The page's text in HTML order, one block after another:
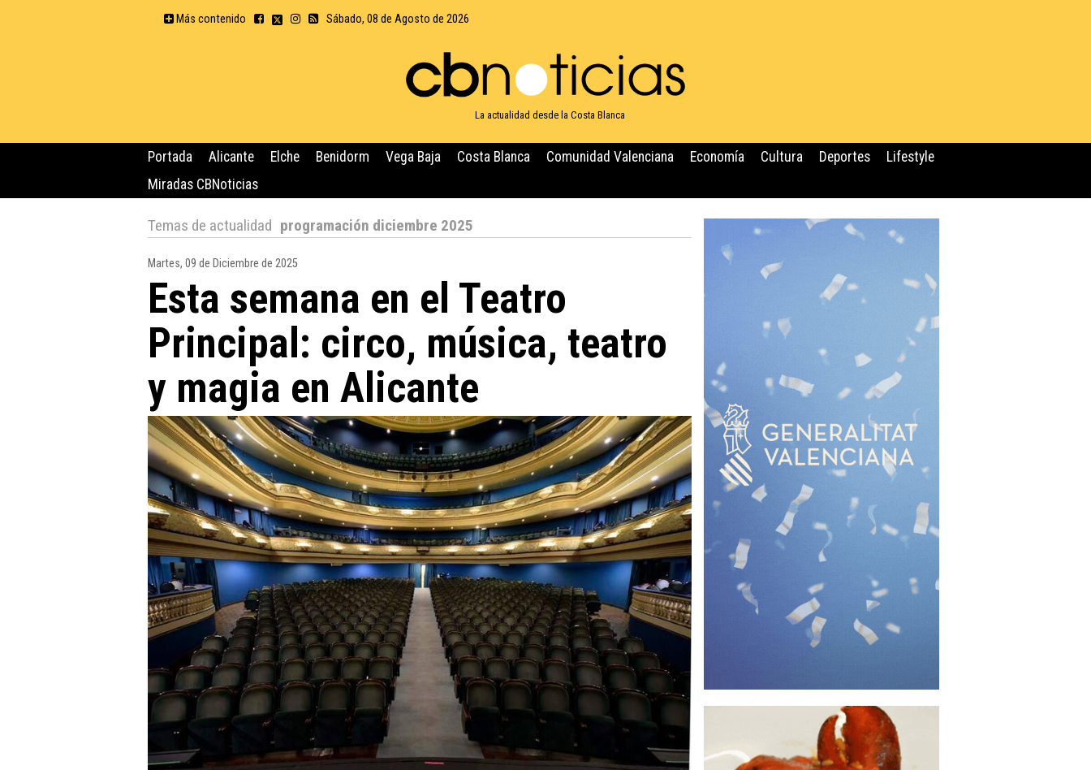
Más contenido Sábado, 08 de Agosto de 2026
La actualidad desde la Costa Blanca
Portada Alicante Elche Benidorm Vega Baja Costa Blanca Comunidad Valenciana Economía Cultura Deportes
Lifestyle
Miradas CBNoticias
Temas de actualidad programación diciembre 2025
Martes, 09 de Diciembre de 2025
Esta semana en el Teatro
Principal: circo, música, teatro
y magia en Alicante